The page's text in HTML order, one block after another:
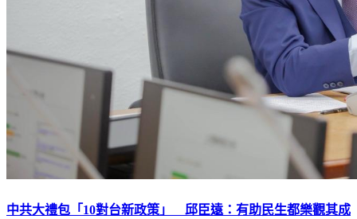
中共大禮包「10對台新政策」 邱臣遠：有助民生都樂觀其成